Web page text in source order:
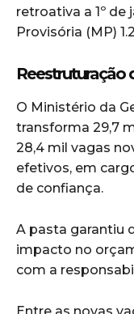
retroativa a 1º de
Provisória (MP)
Reestruturação
O Ministério da
transforma 29,7
28,4 mil vagas
efetivos, em
de confiança.
A pasta garantiu
impacto no
com a
Entre as novas